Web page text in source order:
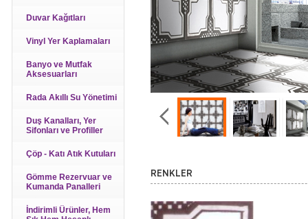
Duvar Kağıtları
Vinyl Yer Kaplamaları
Banyo ve Mutfak
Aksesuarları
Rada Akıllı Su Yönetimi
Duş Kanalları, Yer
Sifonları ve Profiller
Çöp - Katı Atık Kutuları
Gömme Rezervuar ve
Kumanda Panalleri
İndirimli Ürünler, Hem
RENKLER